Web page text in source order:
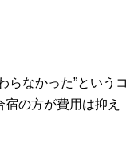
らなかった”というコ
の方が費用は抑え